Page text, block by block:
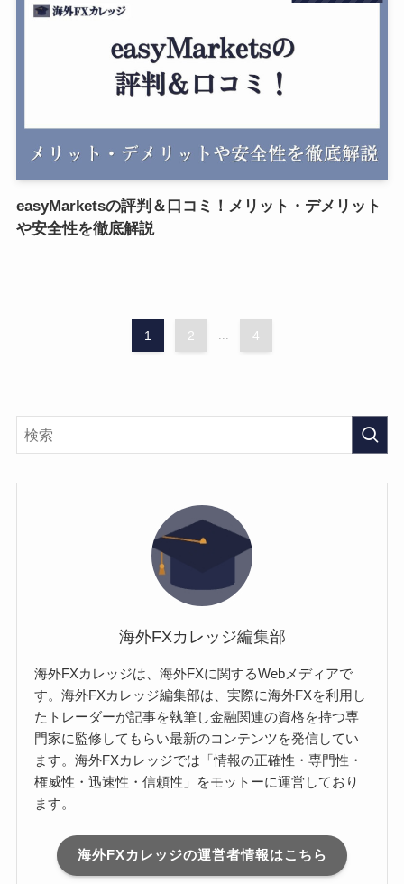
easyMarketsの評判＆口コミ！メリット・デメリット
や安全性を徹底解説
1 2 ... 4
海外FXカレッジ編集部
海外FXカレッジは、海外FXに関するWebメディアで
す。海外FXカレッジ編集部は、実際に海外FXを利用し
たトレーダーが記事を執筆し金融関連の資格を持つ専
門家に監修してもらい最新のコンテンツを発信してい
ます。海外FXカレッジでは「情報の正確性・専門性・
権威性・迅速性・信頼性」をモットーに運営しており
ます。
海外FXカレッジの運営者情報はこちら